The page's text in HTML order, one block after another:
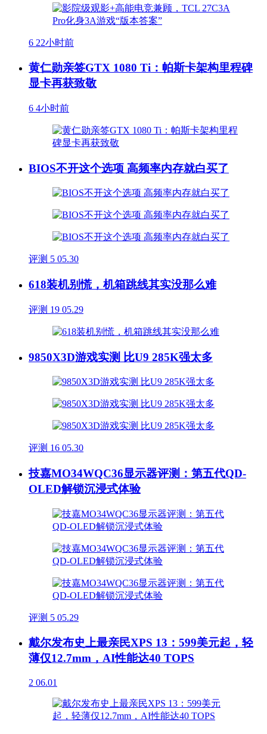
6 22小时前
黄仁勋亲签GTX 1080 Ti：帕斯卡架构里程碑
显卡再获致敬
6 4小时前
BIOS不开这个选项 高频率内存就白买了
评测 5 05.30
618装机别慌，机箱跳线其实没那么难
评测 19 05.29
9850X3D游戏实测 比U9 285K强太多
评测 16 05.30
技嘉MO34WQC36显示器评测：第五代QD-
OLED解锁沉浸式体验
评测 5 05.29
戴尔发布史上最亲民XPS 13：599美元起，轻
薄仅12.7mm，AI性能达40 TOPS
2 06.01